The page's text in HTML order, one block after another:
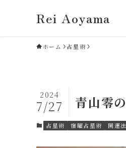
Rei Aoyama
ホーム 占星術
青山零
2024
7/27
占星術 宿曜占星術 開運法